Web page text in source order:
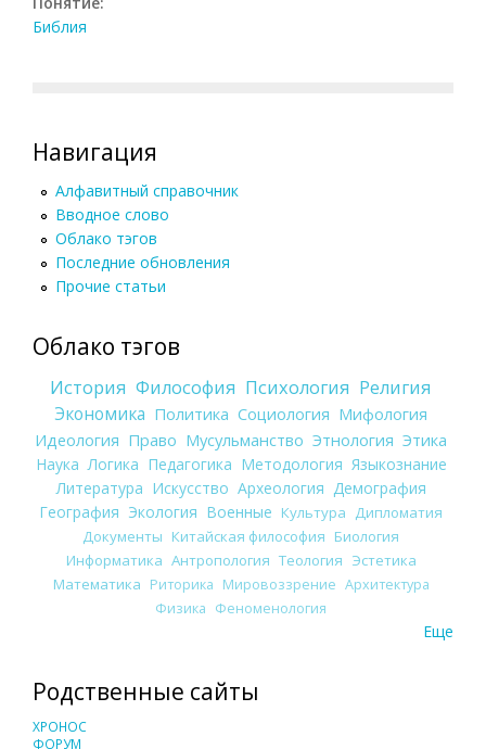
Библия
Навигация
Алфавитный справочник
Вводное слово
Облако тэгов
Последние обновления
Прочие статьи
Облако тэгов
История Философия Психология Религия
Экономика Политика Социология Мифология
Идеология Право Мусульманство Этнология Этика
Наука Логика Педагогика Методология Языкознание
Литература Искусство Археология Демография
География Экология Военные Культура
Дипломатия
Документы Китайская философия Биология
Информатика Антропология Теология Эстетика
Математика Риторика Мировоззрение Архитектура
Физика Феноменология
Еще
Родственные сайты
ХРОНОС
ФОРУМ